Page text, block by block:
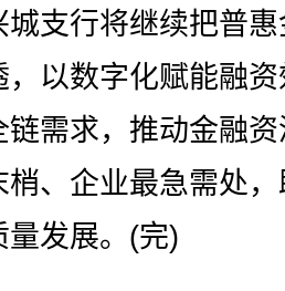
支行将继续把普
以数字化赋能融
链需求，推动金融
梢、企业最急需处
量发展。(完)